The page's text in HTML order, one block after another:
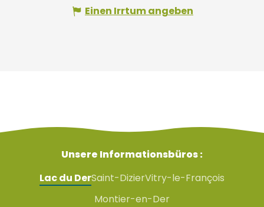
Einen Irrtum angeben
Unsere Informationsbüros :
Lac du DerSaint-DizierVitry-le-François
Montier-en-Der